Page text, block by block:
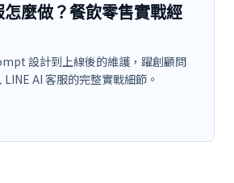
麼做？餐飲零售實戰經
設計到上線後的維護，躍創顧問
AI 客服的完整實戰細節。